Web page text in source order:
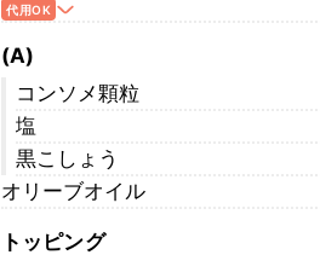
代用OK
(A)
コンソメ顆粒
塩
黒こしょう
オリーブオイル
トッピング